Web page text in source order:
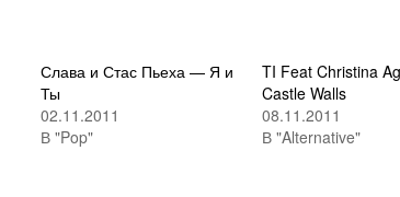
Слава и Стас Пьеха — Я и
Ты
02.11.2011
В "Pop"
TI Feat Christina
Castle Walls
08.11.2011
В "Alternative"